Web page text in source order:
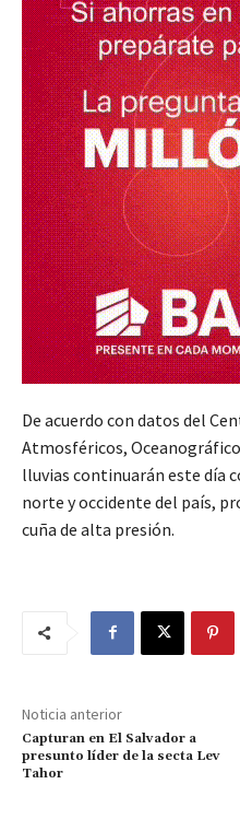
De acuerdo con datos del
Atmosféricos,
lluvias continuarán este día
norte y occidente del país,
cuña de alta presión.
Noticia anterior
Capturan en El Salvador a
presunto líder de la secta Lev
Tahor